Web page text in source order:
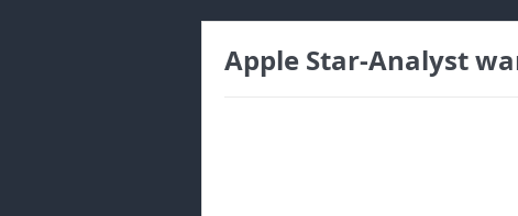
Apple Star-Analyst